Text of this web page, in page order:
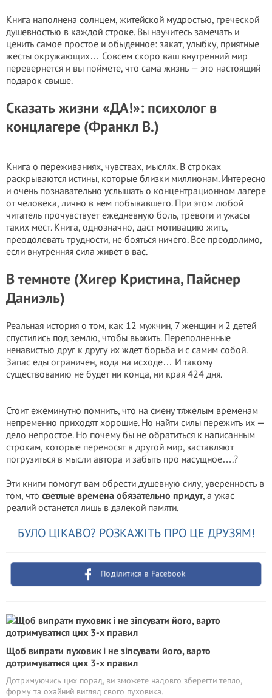
Книга наполнена солнцем, житейской мудростью, греческой
душевностью в каждой строке. Вы научитесь замечать и
ценить самое простое и обыденное: закат, улыбку, приятные
жесты окружающих… Совсем скоро ваш внутренний мир
перевернется и вы поймете, что сама жизнь — это настоящий
подарок свыше.
Сказать жизни «ДА!»: психолог в
концлагере (Франкл В.)
Книга о переживаниях, чувствах, мыслях. В строках
раскрываются истины, которые близки миллионам. Интересно
и очень познавательно услышать о концентрационном лагере
от человека, лично в нем побывавшего. При этом любой
читатель прочувствует ежедневную боль, тревоги и ужасы
таких мест. Книга, однозначно, даст мотивацию жить,
преодолевать трудности, не бояться ничего. Все преодолимо,
если внутренняя сила живет в вас.
В темноте (Хигер Кристина, Пайснер
Даниэль)
Реальная история о том, как 12 мужчин, 7 женщин и 2 детей
спустились под землю, чтобы выжить. Переполненные
ненавистью друг к другу их ждет борьба и с самим собой.
Запас еды ограничен, вода на исходе… И такому
существованию не будет ни конца, ни края 424 дня.
Стоит ежеминутно помнить, что на смену тяжелым временам
непременно приходят хорошие. Но найти силы пережить их —
дело непростое. Но почему бы не обратиться к написанным
строкам, которые переносят в другой мир, заставляют
погрузиться в мысли автора и забыть про насущное….?
Эти книги помогут вам обрести душевную силу, уверенность в
том, что светлые времена обязательно придут, а ужас
реалий останется лишь в далекой памяти.
БУЛО ЦІКАВО? РОЗКАЖІТЬ ПРО ЦЕ ДРУЗЯМ!
Поділитися в Facebook
Щоб випрати пуховик і не зіпсувати його, варто
дотримуватися цих 3-х правил
Дотримуючись цих порад, ви зможете надовго зберегти тепло,
форму та охайний вигляд свого пуховика.